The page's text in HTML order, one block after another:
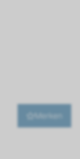
Merken